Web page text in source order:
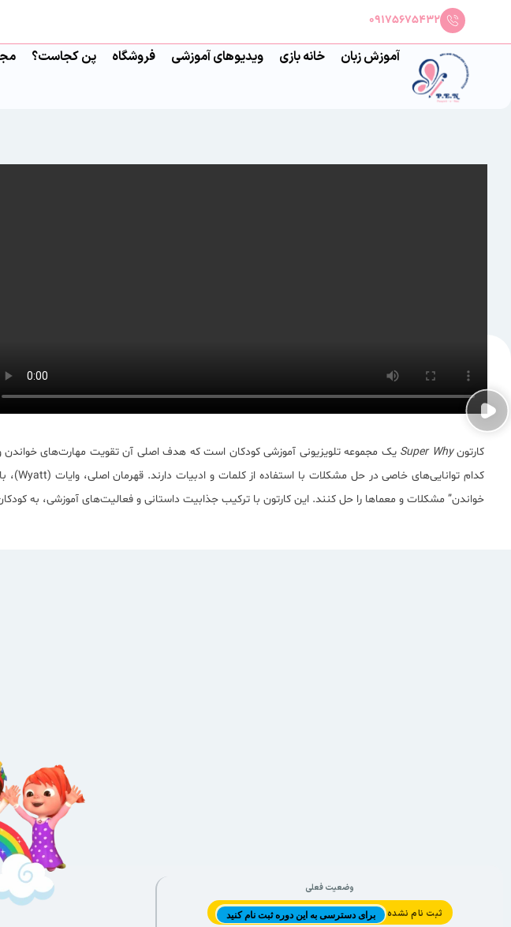
09175675432
آموزش زبان خانه بازی ویدیوهای آموزشی فروشگاه پن کجاست؟
کارتونSuper Why یک مجموعه تلویزیونی آموزشی کودکان است که هدف اصلی آن تقویت مهارت‌های
خواندن” مشکلات و معماها را حل کنند. این کارتون با ترکیب جذابیت داستانی و فعالیت‌های آموزشی، به
وضعیت فعلی
ثبت نام نشده برای دسترسی به این دوره ثبت نام کنید